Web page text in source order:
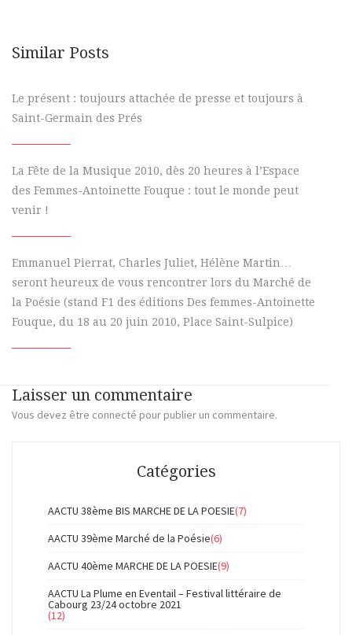
Similar Posts
Le présent : toujours attachée de presse et toujours à
Saint-Germain des Prés
La Fête de la Musique 2010, dès 20 heures à l’Espace
des Femmes-Antoinette Fouque : tout le monde peut
venir !
Emmanuel Pierrat, Charles Juliet, Hélène Martin…
seront heureux de vous rencontrer lors du Marché de
la Poésie (stand F1 des éditions Des femmes-Antoinette
Fouque, du 18 au 20 juin 2010, Place Saint-Sulpice)
Laisser un commentaire
Vous devez être connecté pour publier un commentaire.
Catégories
AACTU 38ème BIS MARCHE DE LA POESIE(7)
AACTU 39ème Marché de la Poésie(6)
AACTU 40ème MARCHE DE LA POESIE(9)
AACTU La Plume en Eventail – Festival littéraire de
Cabourg 23/24 octobre 2021
(12)